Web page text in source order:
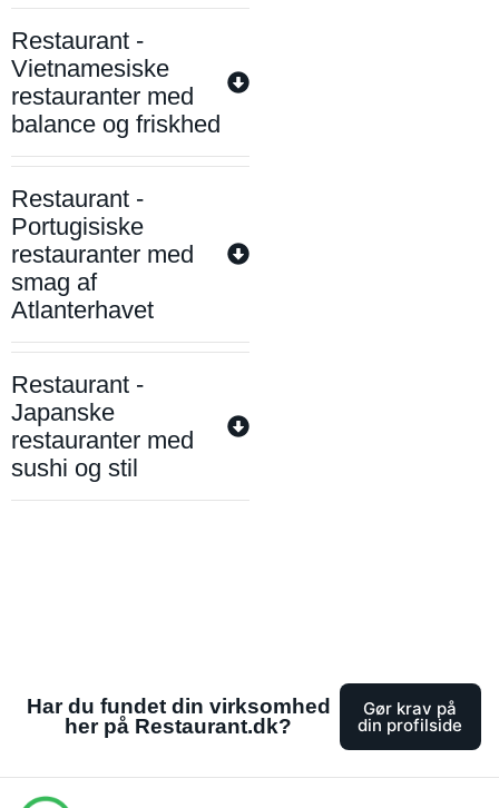
Restaurant -
Vietnamesiske
restauranter med
balance og friskhed
Restaurant -
Portugisiske
restauranter med
smag af
Atlanterhavet
Restaurant -
Japanske
restauranter med
sushi og stil
Har du fundet din virksomhed
her på Restaurant.dk?
Gør krav på
din profilside